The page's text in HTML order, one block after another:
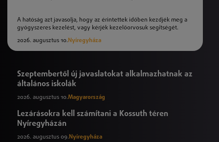
A hatóság azt javasolja, hogy az érintettek időben kezdjék meg a
gyógyszeres kezelést, vagy kérjék kezelőorvosuk segítségét.
2026. augusztus 10. Nyíregyháza
Szeptembertől új javaslatokat alkalmazhatnak az
általános iskolák
2026. augusztus 10.Magyarország
Lezárásokra kell számítani a Kossuth téren
Nyíregyházán
2026. augusztus 09. Nyíregyháza